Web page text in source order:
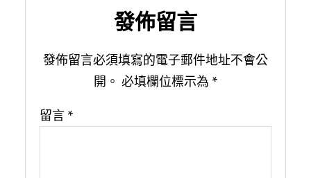
發佈留言
發佈留言必須填寫的電子郵件地址不會公
開。 必填欄位標示為 *
留言 *